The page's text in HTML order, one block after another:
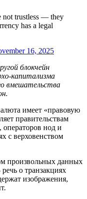
not trustless — they
has a legal
16, 2025
блокчейн
капитализма
вмешательства
имеет «правовую
правительствам
операторов нод и
с верховенством
произвольных данных
о транзакциях
изображения,